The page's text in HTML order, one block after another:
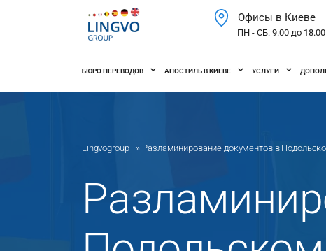
Офисы в Киеве
ПН - СБ: 9.00 до 18.00
БЮРО ПЕРЕВОДОВ АПОСТИЛЬ В КИЕВЕ УСЛУГИ
Lingvogroup » Разламинирование документов в